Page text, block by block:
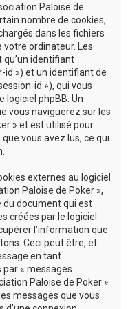
Paloise de
nombre de cookies,
dans les fichiers
ordinateur. Les
identifiant
id ») et un identifiant de
id »), qui vous
phpBB. Un
vous naviguerez sur les
» et est utilisé pour
vous avez lus, ce qui
externes au logiciel
Paloise de Poker »,
du document qui est
créées par le logiciel
l’information que
Ceci peut être, et
en tant
par « messages
Paloise de Poker »
messages que vous